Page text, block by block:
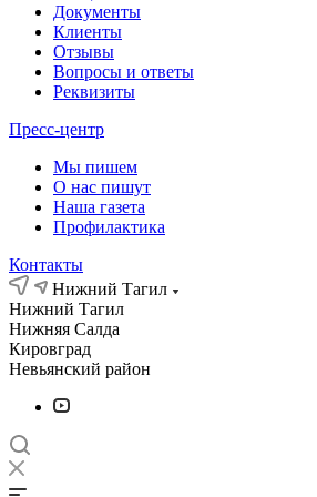
Документы
Клиенты
Отзывы
Вопросы и ответы
Реквизиты
Пресс-центр
Мы пишем
О нас пишут
Наша газета
Профилактика
Контакты
Нижний Тагил
Нижний Тагил
Нижняя Салда
Кировград
Невьянский район